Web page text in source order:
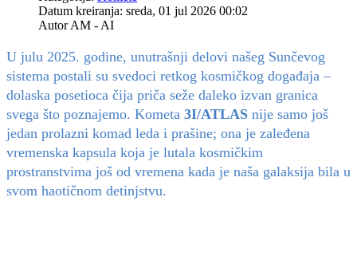
Datum kreiranja: sreda, 01 jul 2026 00:02
AutorAM - AI
U julu 2025. godine, unutrašnji delovi našeg Sunčevog
sistema postali su svedoci retkog kosmičkog događaja –
dolaska posetioca čija priča seže daleko izvan granica
svega što poznajemo. Kometa 3I/ATLAS nije samo još
jedan prolazni komad leda i prašine; ona je zaleđena
vremenska kapsula koja je lutala kosmičkim
prostranstvima još od vremena kada je naša galaksija bila u
svom haotičnom detinjstvu.